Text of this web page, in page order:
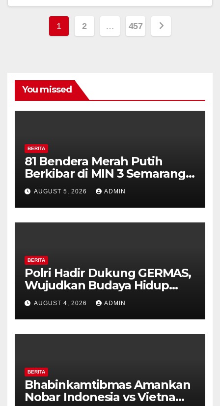
Posts
1 2 … 457
You missed
BERITA
81 Bendera Merah Putih
Berkibar di MIN 3 Semarang,
Bhabinkamtibmas Desa
Timpik Hadiri Peringatan
HUT ke-81 Kemerdekaan RI
AUGUST 5, 2026 ADMIN
BERITA
Polri Hadir Dukung GERMAS,
Wujudkan Budaya Hidup
Sehat di Kecamatan Pabelan
AUGUST 4, 2026 ADMIN
BERITA
Bhabinkamtibmas Amankan
Nobar Indonesia vs Vietnam